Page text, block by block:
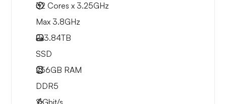
32 Cores x 3.25GHz
Max 3.8GHz
2x3.84TB
SSD
256GB RAM
DDR5